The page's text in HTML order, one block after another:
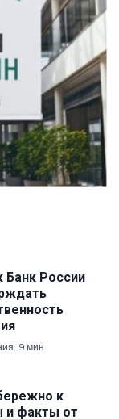
Банк России
9 мин
к
и факты от